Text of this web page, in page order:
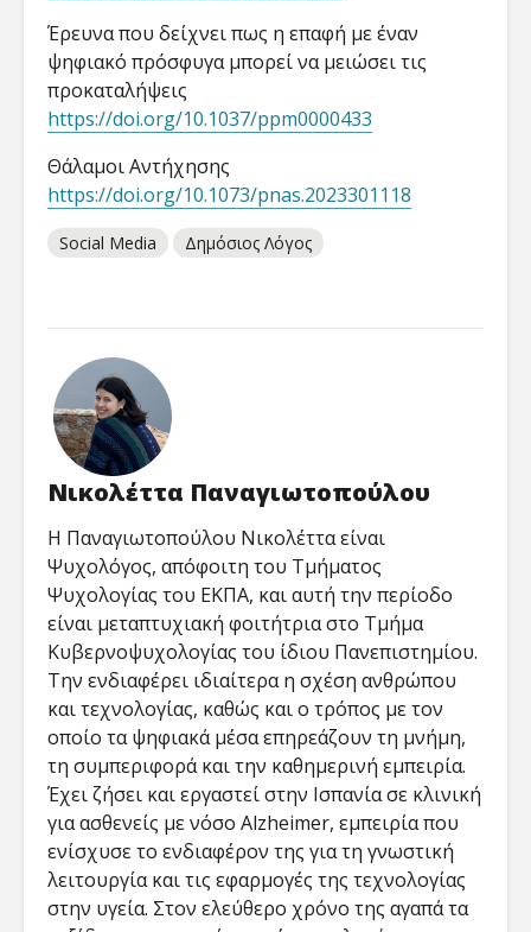
Έρευνα που δείχνει πως η επαφή με έναν
ψηφιακό πρόσφυγα μπορεί να μειώσει τις
προκαταλήψεις
https://doi.org/10.1037/ppm0000433
Θάλαμοι Αντήχησης
https://doi.org/10.1073/pnas.2023301118
Social Media Δημόσιος Λόγος
Νικολέττα Παναγιωτοπούλου
Η Παναγιωτοπούλου Νικολέττα είναι
Ψυχολόγος, απόφοιτη του Τμήματος
Ψυχολογίας του ΕΚΠΑ, και αυτή την περίοδο
είναι μεταπτυχιακή φοιτήτρια στο Τμήμα
Κυβερνοψυχολογίας του ίδιου Πανεπιστημίου.
Την ενδιαφέρει ιδιαίτερα η σχέση ανθρώπου
και τεχνολογίας, καθώς και ο τρόπος με τον
οποίο τα ψηφιακά μέσα επηρεάζουν τη μνήμη,
τη συμπεριφορά και την καθημερινή εμπειρία.
Έχει ζήσει και εργαστεί στην Ισπανία σε κλινική
για ασθενείς με νόσο Alzheimer, εμπειρία που
ενίσχυσε το ενδιαφέρον της για τη γνωστική
λειτουργία και τις εφαρμογές της τεχνολογίας
στην υγεία. Στον ελεύθερο χρόνο της αγαπά τα